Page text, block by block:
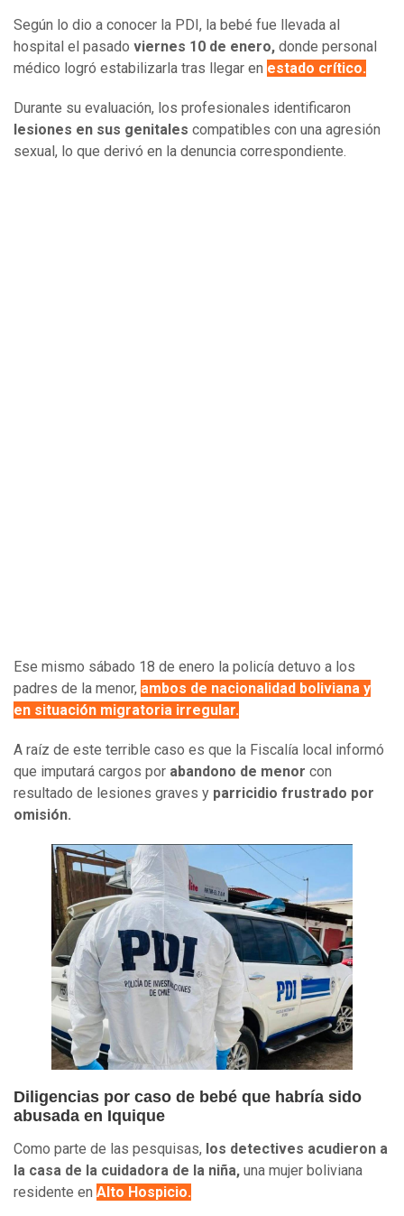
Según lo dio a conocer la PDI, la bebé fue llevada al
hospital el pasado viernes 10 de enero, donde personal
médico logró estabilizarla tras llegar en estado crítico.
Durante su evaluación, los profesionales identificaron
lesiones en sus genitales compatibles con una agresión
sexual, lo que derivó en la denuncia correspondiente.
Ese mismo sábado 18 de enero la policía detuvo a los
padres de la menor, ambos de nacionalidad boliviana y
en situación migratoria irregular.
A raíz de este terrible caso es que la Fiscalía local informó
que imputará cargos por abandono de menor con
resultado de lesiones graves y parricidio frustrado por
omisión.
Diligencias por caso de bebé que habría sido
abusada en Iquique
Como parte de las pesquisas, los detectives acudieron a
la casa de la cuidadora de la niña, una mujer boliviana
residente en Alto Hospicio.